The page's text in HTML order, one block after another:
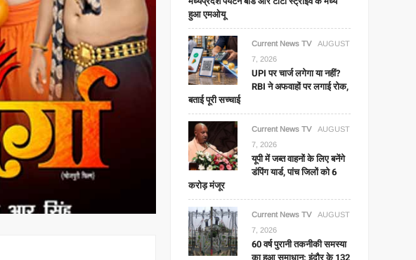
हुआ एमओयू
Current News TV
AUGUST
7, 2026
UPI पर चार्ज लगेगा या नहीं?
RBI ने अफवाहों पर लगाई रोक,
बताई पूरी सच्चाई
Current News TV
AUGUST
7, 2026
यूपी में जब्त वाहनों के लिए बनेंगे
डंपिंग यार्ड, पांच जिलों को 6
करोड़ मंजूर
Current News TV
AUGUST
7, 2026
60 वर्ष पुरानी तकनीकी समस्या